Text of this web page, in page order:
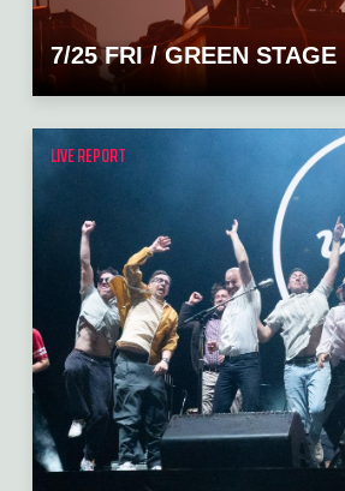
7/25 FRI / GREEN STAGE
LIVE REPORT